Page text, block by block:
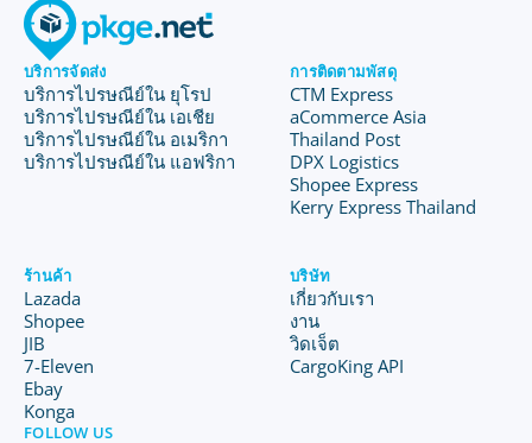
บริการจัดส่ง
บริการไปรษณีย์ใน ยุโรป
บริการไปรษณีย์ใน เอเชีย
บริการไปรษณีย์ใน อเมริกา
บริการไปรษณีย์ใน แอฟริกา
การติดตามพัสดุ
CTM Express
aCommerce Asia
Thailand Post
DPX Logistics
Shopee Express
Kerry Express Thailand
ร้านค้า
Lazada
Shopee
JIB
7-Eleven
Ebay
Konga
บริษัท
เกี่ยวกับเรา
งาน
วิดเจ็ต
CargoKing API
FOLLOW US